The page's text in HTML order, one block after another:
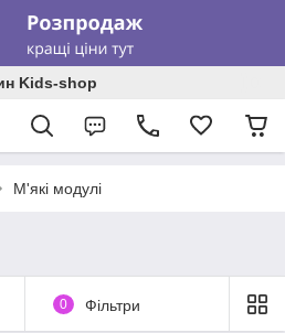
Kids-shop
М'які модулі
0 Фільтри